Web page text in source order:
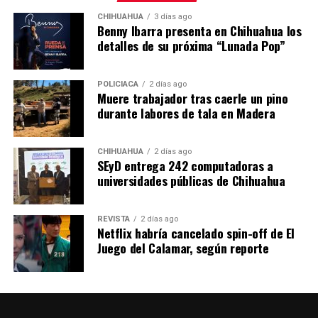
CHIHUAHUA 3 días ago
Benny Ibarra presenta en Chihuahua los
detalles de su próxima “Lunada Pop”
POLICIACA 2 días ago
Muere trabajador tras caerle un pino
durante labores de tala en Madera
CHIHUAHUA 2 días ago
SEyD entrega 242 computadoras a
universidades públicas de Chihuahua
REVISTA 2 días ago
Netflix habría cancelado spin-off de El
Juego del Calamar, según reporte